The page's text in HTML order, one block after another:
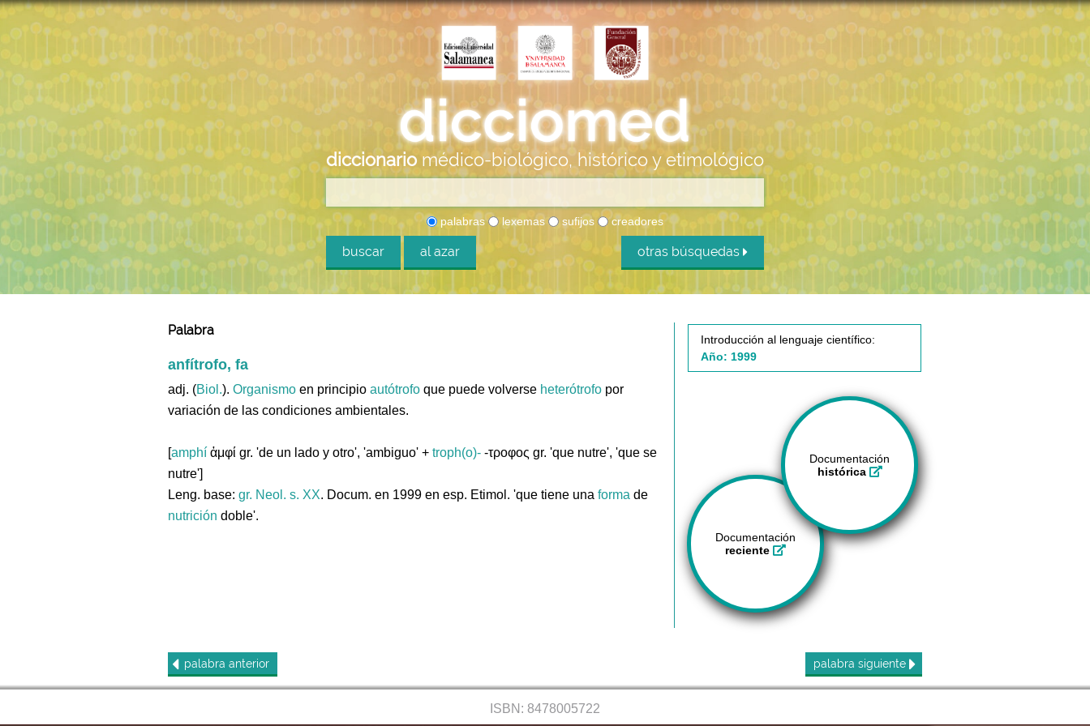
diccionario médico-biológico, histórico y etimológico
palabras lexemas sufijos creadores
buscar al azar otras búsquedas
Palabra
anfítrofo, fa
adj. (Biol.). Organismo en principio autótrofo que puede volverse heterótrofo por
variación de las condiciones ambientales.
[amphí ἀμφί gr. 'de un lado y otro', 'ambiguo' + troph(o)- -τροφος gr. 'que nutre', 'que se
nutre']
Leng. base: gr. Neol. s. XX. Docum. en 1999 en esp. Etimol. 'que tiene una forma de
nutrición doble'.
Introducción al lenguaje científico:
Año: 1999
Documentación
histórica
Documentación
reciente
palabra anterior palabra siguiente
ISBN: 8478005722